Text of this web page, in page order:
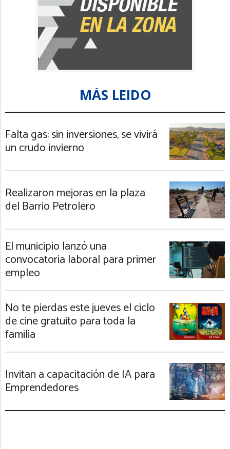
MÁS LEIDO
Falta gas: sin inversiones, se vivirá
un crudo invierno
Realizaron mejoras en la plaza
del Barrio Petrolero
El municipio lanzó una
convocatoria laboral para primer
empleo
No te pierdas este jueves el ciclo
de cine gratuito para toda la
familia
Invitan a capacitación de IA para
Emprendedores